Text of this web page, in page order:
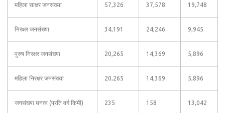
महिला साक्षर जनसंख्या 57,326 37,578 19,748
निरक्षर जनसंख्या 34,191 24,246 9,945
पुरुष निरक्षर जनसंख्या 20,265 14,369 5,896
महिला निरक्षर जनसंख्या 20,265 14,369 5,896
जनसंख्या घनत्व (प्रति वर्ग किमी) 235 158 13,042